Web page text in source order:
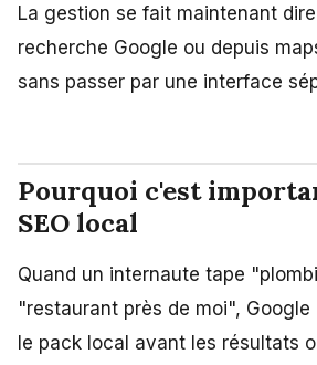
La gestion se fait maintenant
recherche Google ou depuis
sans passer par une interface
Pourquoi c'est
SEO local
Quand un internaute tape
"restaurant près de moi",
le pack local avant les résultats